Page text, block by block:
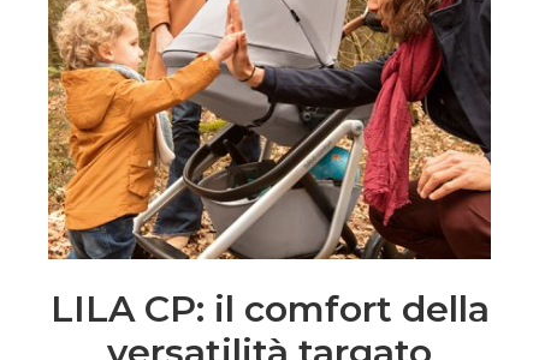
LILA CP: il comfort della